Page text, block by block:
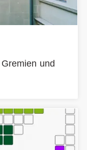
und